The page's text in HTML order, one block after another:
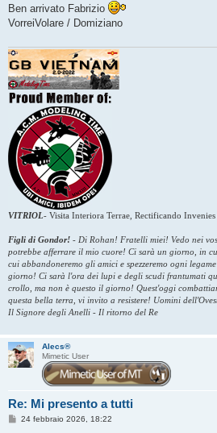
s
s
a
i
o
Ben arrivato Fabrizio
VorreiVolare / Domiziano
VITRIOL- Visita Interiora Terrae, Rectificando
Figli di Gondor! - Di Rohan! Fratelli miei! Vedo nei
potrebbe afferrare il mio cuore! Ci sarà un giorno, in
cui abbandoneremo gli amici e spezzeremo ogni
giorno! Ci sarà l'ora dei lupi e degli scudi frantumati
crollo, ma non è questo il giorno! Quest'oggi
questa bella terra, vi invito a resistere! Uomini
Il Signore degli Anelli - Il ritorno del Re
Alecs®
Mimetic User
Re: Mi presento a tutti
M24 febbraio 2026, 18:22